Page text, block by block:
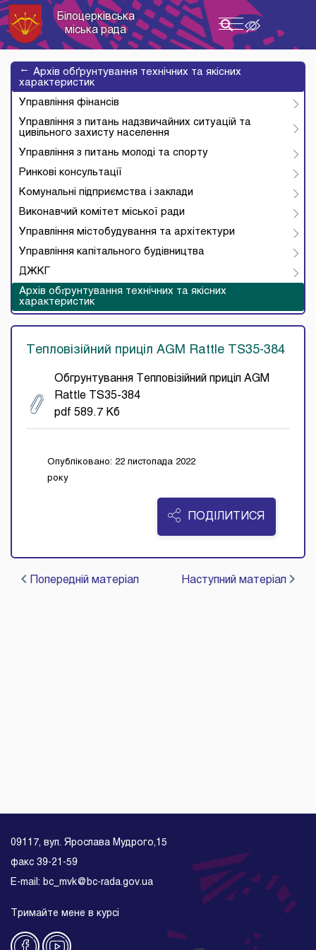
Toggle
navigation
Білоцерківська
міська рада
→ Архів обґрунтування технічних та якісних
характеристик
Управління фінансів
Управління з питань надзвичайних ситуацій та
цивільного захисту населення
Управління з питань молоді та спорту
Ринкові консультації
Комунальні підприємства і заклади
Виконавчий комітет міської ради
Управління містобудування та архітектури
Управління капітального будівництва
ДЖКГ
Архів обґрунтування технічних та якісних
характеристик
Тепловізійний приціл AGM Rattle TS35-384
Обгрунтування Тепловізійний приціл AGM
Rattle TS35-384
pdf 589.7 Кб
Опубліковано: 22 листопада 2022
року
ПОДІЛИТИСЯ
Попередній матеріал Наступний матеріал
09117, вул. Ярослава Мудрого,15
факс 39-21-59
E-mail: bc_mvk@bc-rada.gov.ua
Тримайте мене в курсі